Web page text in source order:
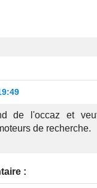
de l'occaz et
de recherche.
: